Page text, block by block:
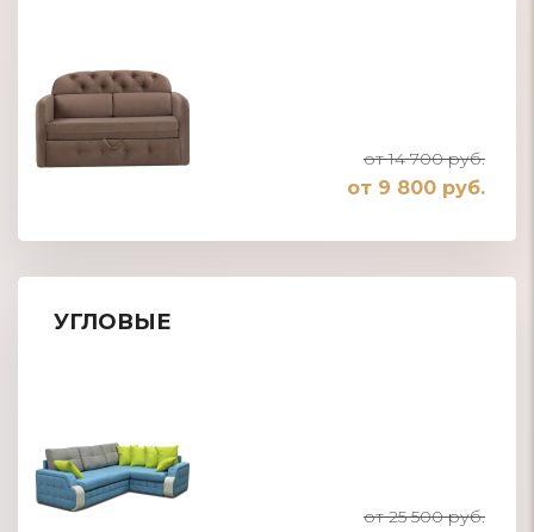
от 14 700 руб.
от 9 800 руб.
УГЛОВЫЕ
от 25 500 руб.